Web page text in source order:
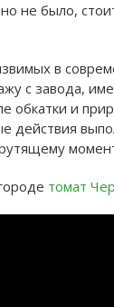
не было,
в
с завода,
обкатки и
действия
томат